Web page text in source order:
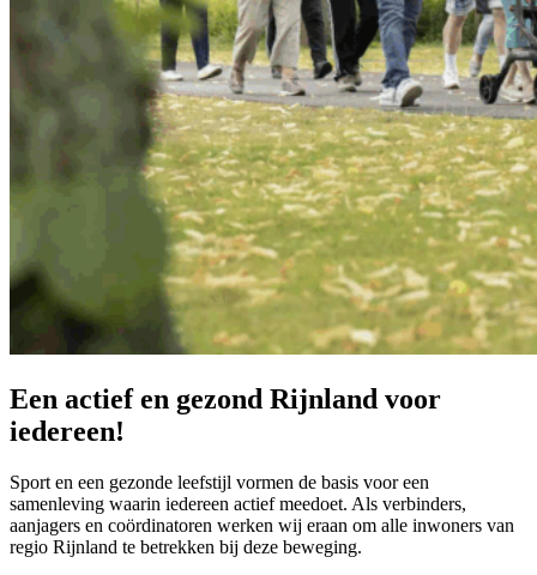
Een actief en gezond Rijnland voor
iedereen!
Sport en een gezonde leefstijl vormen de basis voor een
samenleving waarin iedereen actief meedoet. Als verbinders,
aanjagers en coördinatoren werken wij eraan om alle inwoners van
regio Rijnland te betrekken bij deze beweging.